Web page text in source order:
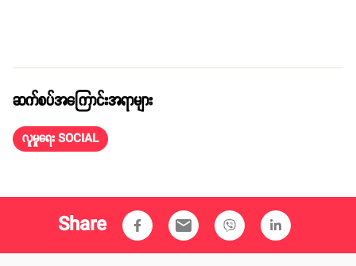
ဆက်စပ်အကြောင်းအရာများ
လူမှုရေး SOCIAL
Share email